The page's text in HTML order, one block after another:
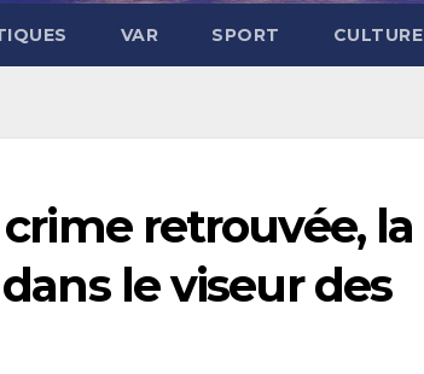
VAR SPORT CULTURE
retrouvée, la
le viseur des